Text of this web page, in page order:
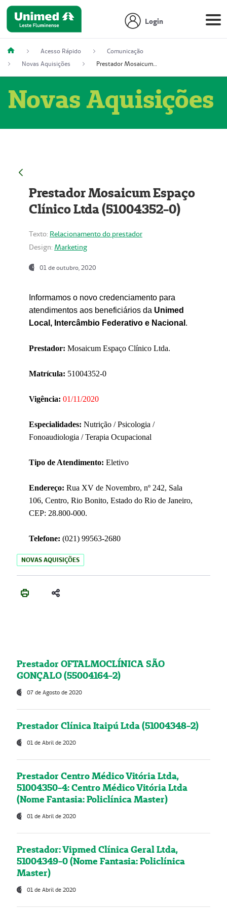
Login
Acesso Rápido
Comunicação
Novas Aquisições
Prestador Mosaicum Espaço Clínico Ltda (51004352-0)
Novas Aquisições
Prestador Mosaicum Espaço
Clínico Ltda (51004352-0)
Texto: Relacionamento do prestador
Design: Marketing
01 de outubro, 2020
Informamos o novo credenciamento para
atendimentos aos beneficiários da Unimed
Local, Intercâmbio Federativo e Nacional .
Prestador: Mosaicum Espaço Clínico Ltda.
Matrícula: 51004352-0
Vigência: 01/11/2020
Especialidades: Nutrição / Psicologia /
Fonoaudiologia / Terapia Ocupacional
Tipo de Atendimento: Eletivo
Endereço: Rua XV de Novembro, nº 242, Sala
106, Centro, Rio Bonito, Estado do Rio de Janeiro,
CEP: 28.800-000.
Telefone: (021) 99563-2680
NOVAS AQUISIÇÕES
Prestador OFTALMOCLÍNICA SÃO
GONÇALO (55004164-2)
07 de Agosto de 2020
Prestador Clínica Itaipú Ltda (51004348-2)
01 de Abril de 2020
Prestador Centro Médico Vitória Ltda,
51004350-4: Centro Médico Vitória Ltda
(Nome Fantasia: Policlínica Master)
01 de Abril de 2020
Prestador: Vipmed Clínica Geral Ltda,
51004349-0 (Nome Fantasia: Policlínica
Master)
01 de Abril de 2020